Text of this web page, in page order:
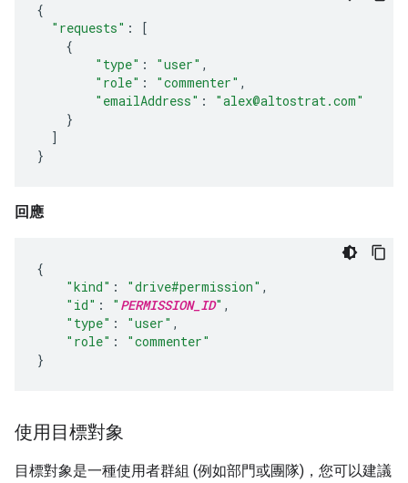
{
"requests" :
[
{
"type" : "user" ,
"role" : "commenter" ,
"emailAddress" :
"alex@altostrat.com"
}
]
}
回應
{
"kind" : "drive#permission" ,
"id" : " PERMISSION_ID" ,
"type" : "user" ,
"role" :
"commenter"
}
使用目標對象
目標對象是一種使用者群組 (例如部門或團隊)，您可以建議